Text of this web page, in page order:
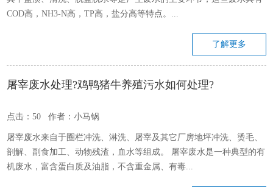
COD高，NH3-N高，TP高，盐分高等特点。...
了解更多
屠宰废水处理?鸡鸭猪牛养殖污水如何处理?
点击：50 作者：小马锅
屠宰废水来自于圈栏冲洗、淋洗、屠宰及其它厂房地坪冲洗、烫毛、
剖解、副食加工、动物残渣，血水等组成。 屠宰废水是一种典型的有
机废水，富含蛋白质及油脂，不含重金属、有毒...